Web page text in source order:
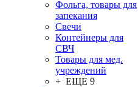
Фольга, товары для
запекания
Свечи
Контейнеры для
СВЧ
Товары для мед.
учреждений
+ ЕЩЕ 9